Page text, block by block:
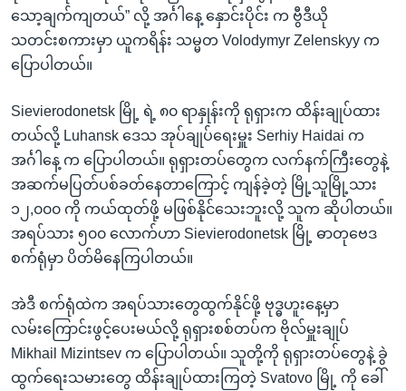
သော့ချက်ကျတယ်” လို့ အင်္ဂါနေ့ နှောင်းပိုင်း က ဗွီဒီယို
သတင်းစကားမှာ ယူကရိန်း သမ္မတ Volodymyr Zelenskyy က
ပြောပါတယ်။
Sievierodonetsk မြို့ ရဲ့ ၈၀ ရာနှုန်းကို ရုရှားက ထိန်းချုပ်ထား
တယ်လို့ Luhansk ဒေသ အုပ်ချုပ်ရေးမှူး Serhiy Haidai က
အင်္ဂါနေ့ က ပြောပါတယ်။ ရုရှားတပ်တွေက လက်နက်ကြီးတွေနဲ့
အဆက်မပြတ်ပစ်ခတ်နေတာကြောင့် ကျန်ခဲ့တဲ့ မြို့သူမြို့သား
၁၂,၀၀၀ ကို ကယ်ထုတ်ဖို့ မဖြစ်နိုင်သေးဘူးလို့ သူက ဆိုပါတယ်။
အရပ်သား ၅၀၀ လောက်ဟာ Sievierodonetsk မြို့ ဓာတုဗေဒ
စက်ရုံမှာ ပိတ်မိနေကြပါတယ်။
အဲဒီ စက်ရုံထဲက အရပ်သားတွေထွက်နိုင်ဖို့ ဗုဒ္ဓဟူးနေ့မှာ
လမ်းကြောင်းဖွင့်ပေးမယ်လို့ ရုရှားစစ်တပ်က ဗိုလ်မှူးချုပ်
Mikhail Mizintsev က ပြောပါတယ်။ သူတို့ကို ရုရှားတပ်တွေနဲ့ ခွဲ
ထွက်ရေးသမားတွေ ထိန်းချုပ်ထားကြတဲ့ Svatovo မြို့ ကို ခေါ်